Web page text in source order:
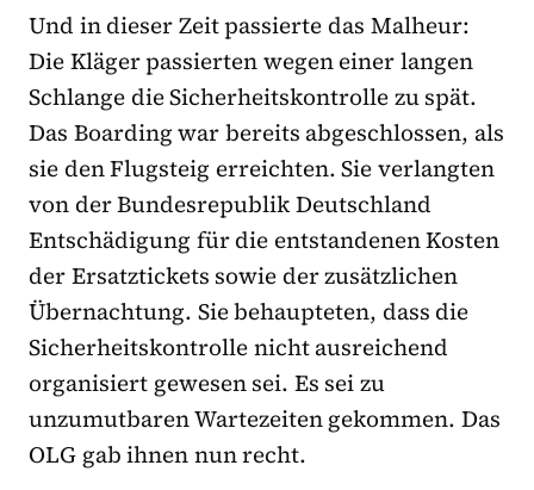
Und in dieser Zeit passierte das Malheur:
Die Kläger passierten wegen einer langen
Schlange die Sicherheitskontrolle zu spät.
Das Boarding war bereits abgeschlossen, als
sie den Flugsteig erreichten. Sie verlangten
von der Bundesrepublik Deutschland
Entschädigung für die entstandenen Kosten
der Ersatztickets sowie der zusätzlichen
Übernachtung. Sie behaupteten, dass die
Sicherheitskontrolle nicht ausreichend
organisiert gewesen sei. Es sei zu
unzumutbaren Wartezeiten gekommen. Das
OLG gab ihnen nun recht.